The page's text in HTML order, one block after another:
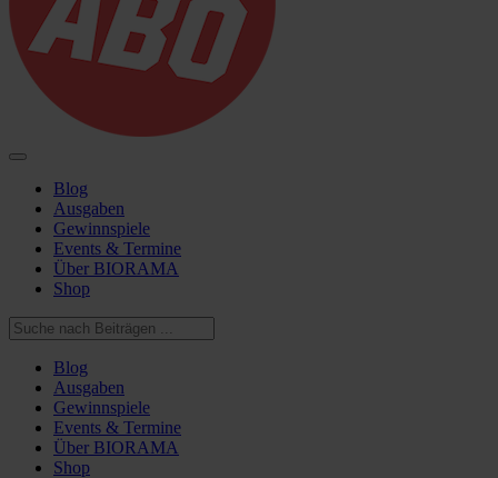
Blog
Ausgaben
Gewinnspiele
Events & Termine
Über BIORAMA
Shop
Blog
Ausgaben
Gewinnspiele
Events & Termine
Über BIORAMA
Shop